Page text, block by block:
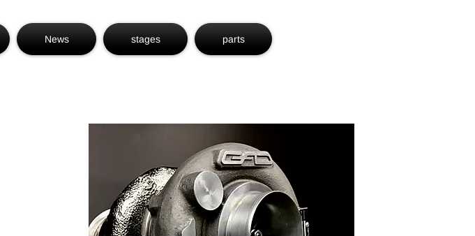
News stages parts